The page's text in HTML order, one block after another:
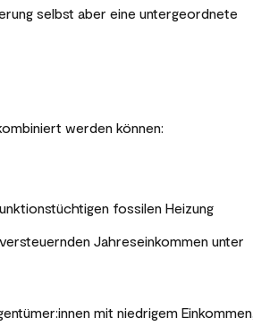
selbst aber eine untergeordnete
werden können:
fossilen Heizung
Jahreseinkommen unter
mit niedrigem Einkommen,